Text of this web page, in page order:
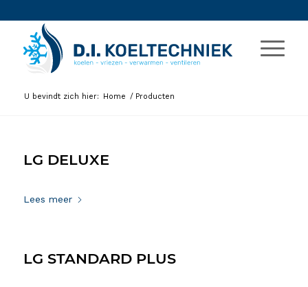
U bevindt zich hier: Home / Producten
LG DELUXE
Lees meer
LG STANDARD PLUS